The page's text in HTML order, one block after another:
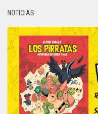
NOTICIAS